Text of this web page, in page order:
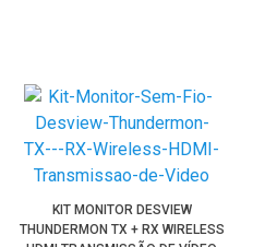
KIT MONITOR DESVIEW
THUNDERMON TX + RX WIRELESS